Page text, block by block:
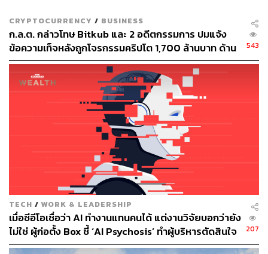
CRYPTOCURRENCY / BUSINESS
ก.ล.ต. กล่าวโทษ Bitkub และ 2 อดีตกรรมการ ปมแจ้ง
ข้อความเท็จหลังถูกโจรกรรมคริปโต 1,700 ล้านบาท ด้าน
บริษัทแจงตัดสินใจปิดข่าวเพื่อสกัดการแห่ถอนสินทรัพย์
543
TECH / WORK & LEADERSHIP
เมื่อซีอีโอเชื่อว่า AI ทำงานแทนคนได้ แต่งานวิจัยบอกว่ายัง
ไม่ใช่ ผู้ก่อตั้ง Box ชี้ ‘AI Psychosis’ ทำผู้บริหารตัดสินใจ
ปลดคนจากสิ่งที่ไม่เคยลงมือ
207